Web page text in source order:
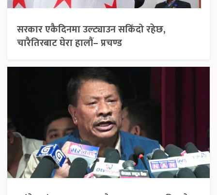
सरकार एकैदिनमा उल्ट्याउन सकिँदो रहेछ,
चारैतिरबाट घेरा हालौं– प्रचण्ड